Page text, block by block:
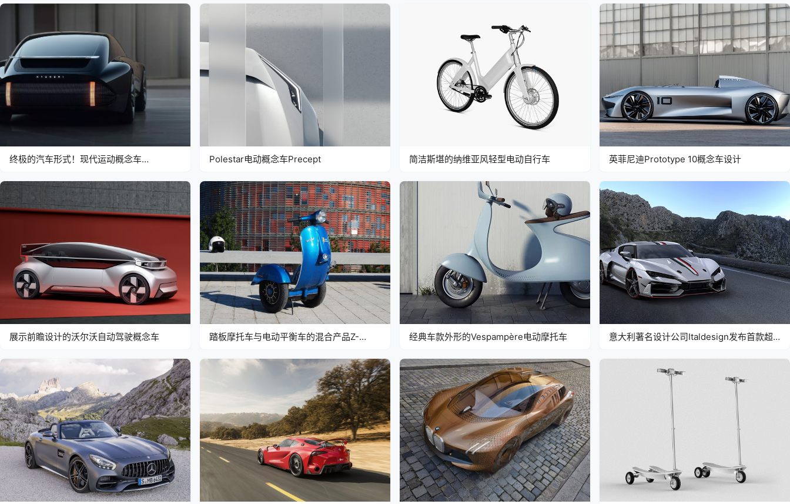
终极的汽车形式！现代运动概念车
Polestar电动概念车Precept 简洁斯堪的纳维亚风轻型电动自行车 英菲尼迪Prototype 10概念车设计
展示前瞻设计的沃尔沃自动驾驶概念车
踏板摩托车与电动平衡车的混合产品Z-
经典车款外形的Vespampère电动摩托车
意大利著名设计公司Italdesign发布首款超